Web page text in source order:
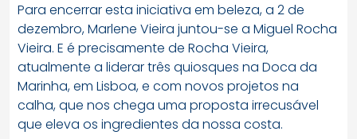
Para encerrar esta iniciativa em beleza, a 2 de
dezembro, Marlene Vieira juntou-se a Miguel Rocha
Vieira. E é precisamente de Rocha Vieira,
atualmente a liderar três quiosques na Doca da
Marinha, em Lisboa, e com novos projetos na
calha, que nos chega uma proposta irrecusável
que eleva os ingredientes da nossa costa.